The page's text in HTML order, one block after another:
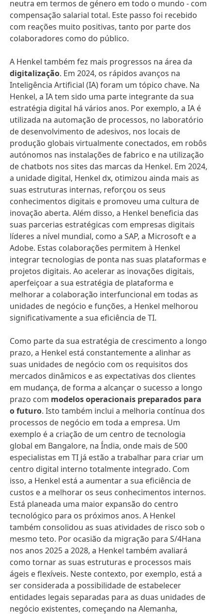
neutra em termos de género em todo o mundo - com
compensação salarial total. Este passo foi recebido
com reações muito positivas, tanto por parte dos
colaboradores como do público.
A Henkel também fez mais progressos na área da
digitalização. Em 2024, os rápidos avanços na
Inteligência Artificial (IA) foram um tópico chave. Na
Henkel, a IA tem sido uma parte integrante da sua
estratégia digital há vários anos. Por exemplo, a IA é
utilizada na automação de processos, no laboratório
de desenvolvimento de adesivos, nos locais de
produção globais virtualmente conectados, em robôs
autónomos nas instalações de fabrico e na utilização
de chatbots nos sites das marcas da Henkel. Em 2024,
a unidade digital, Henkel dx, otimizou ainda mais as
suas estruturas internas, reforçou os seus
conhecimentos digitais e promoveu uma cultura de
inovação aberta. Além disso, a Henkel beneficia das
suas parcerias estratégicas com empresas digitais
líderes a nível mundial, como a SAP, a Microsoft e a
Adobe. Estas colaborações permitem à Henkel
integrar tecnologias de ponta nas suas plataformas e
projetos digitais. Ao acelerar as inovações digitais,
aperfeiçoar a sua estratégia de plataforma e
melhorar a colaboração interfuncional em todas as
unidades de negócio e funções, a Henkel melhorou
significativamente a sua eficiência de TI.
Como parte da sua estratégia de crescimento a longo
prazo, a Henkel está constantemente a alinhar as
suas unidades de negócio com os requisitos dos
mercados dinâmicos e as expectativas dos clientes
em mudança, de forma a alcançar o sucesso a longo
prazo com modelos operacionais preparados para
o futuro. Isto também inclui a melhoria contínua dos
processos de negócio em toda a empresa. Um
exemplo é a criação de um centro de tecnologia
global em Bangalore, na Índia, onde mais de 500
especialistas em TI já estão a trabalhar para criar um
centro digital interno totalmente integrado. Com
isso, a Henkel está a aumentar a sua eficiência de
custos e a melhorar os seus conhecimentos internos.
Está planeada uma maior expansão do centro
tecnológico para os próximos anos. A Henkel
também consolidou as suas atividades de risco sob o
mesmo teto. Por ocasião da migração para S/4Hana
nos anos 2025 a 2028, a Henkel também avaliará
como tornar as suas estruturas e processos mais
ágeis e flexíveis. Neste contexto, por exemplo, está a
ser considerada a possibilidade de estabelecer
entidades legais separadas para as duas unidades de
negócio existentes, começando na Alemanha,